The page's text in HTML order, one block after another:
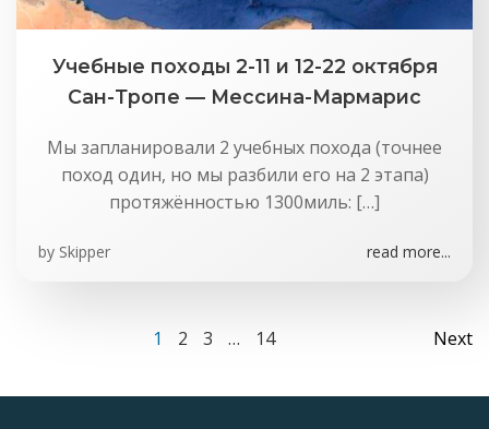
Учебные походы 2-11 и 12-22 октября
Сан-Тропе — Мессина-Мармарис
Мы запланировали 2 учебных похода (точнее
поход один, но мы разбили его на 2 этапа)
протяжённостью 1300миль: […]
by Skipper read more...
Навигация
по
Страница
1 Страница
2 Страница
3 … Страница
14
по
Next